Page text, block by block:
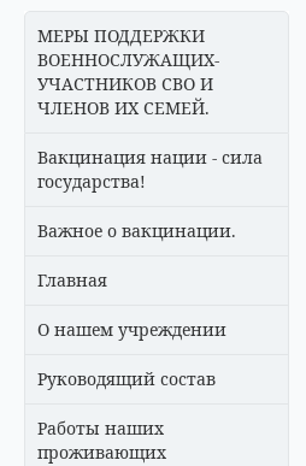
МЕРЫ ПОДДЕРЖКИ
ВОЕННОСЛУЖАЩИХ-
УЧАСТНИКОВ СВО И
ЧЛЕНОВ ИХ СЕМЕЙ.
Вакцинация нации - сила
государства!
Важное о вакцинации.
Главная
О нашем учреждении
Руководящий состав
Работы наших
проживающих